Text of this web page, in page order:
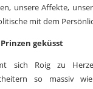
unsere Affekte,
mit dem
geküsst
sich Roig zu
so massiv